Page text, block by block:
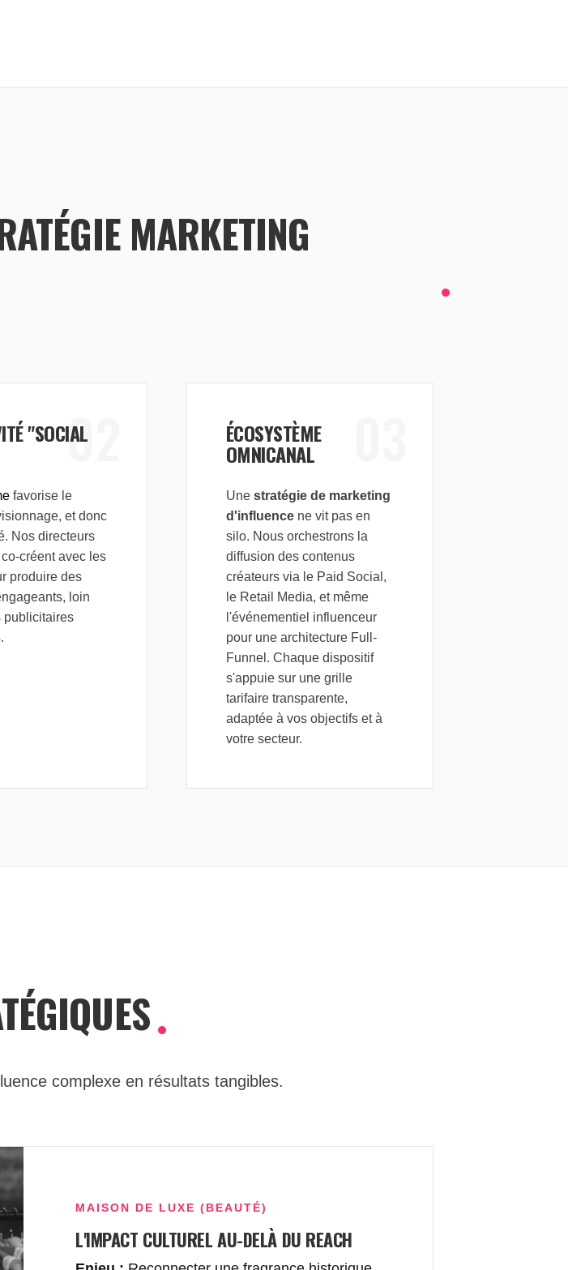
MARKETING
02
"SOCIAL
favorise le
et donc
Nos directeurs
créent avec les
produire des
loin
publicitaires
ÉCOSYSTÈME
OMNICANAL
Une stratégie de marketing
d'influencene vit pas en
silo. Nous orchestrons la
diffusion des contenus
créateurs via le Paid Social,
le Retail Media, et même
l'événementiel influenceur
pour une architecture Full-
Funnel. Chaque dispositif
s'appuie sur une grille
tarifaire transparente,
adaptée à vos objectifs et à
votre secteur.
complexe en résultats tangibles.
MAISON DE LUXE (BEAUTÉ)
L'IMPACT CULTUREL AU-DELÀ DU REACH